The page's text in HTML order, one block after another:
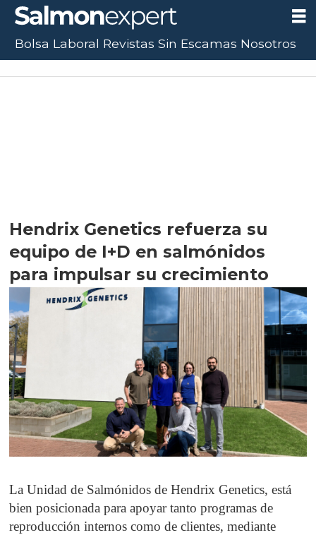
Hendrix Genetics refuerza su
equipo de I+D en salmónidos
para impulsar su crecimiento
La Unidad de Salmónidos de Hendrix Genetics, está
bien posicionada para apoyar tanto programas de
reproducción internos como de clientes, mediante
Bolsa Laboral Revistas Sin Escamas Nosotros